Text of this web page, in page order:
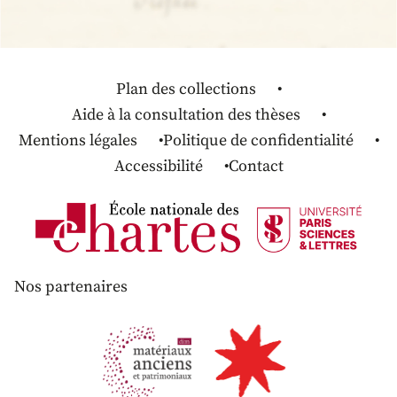
Plan des collections
Aide à la consultation des thèses
Mentions légales
Politique de confidentialité
Accessibilité
Contact
Nos partenaires